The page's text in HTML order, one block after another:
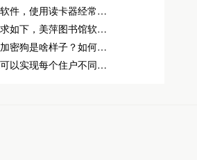
件，使用读卡器经常遇
如下，美萍图书馆软件
密狗是啥样子？如何辨
盗版加密狗？
以实现每个住户不同日